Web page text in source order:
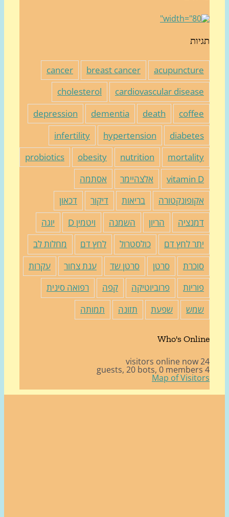
breast cancer
cancer
cardiovascular
cholesterol
death
dementia
depression
hypertension
infertility
nutrition
obesity
probiotics
vitamin
אלצהיימר
אסתמה
בריאות דיקור
דכאון
הריון השמנה ויטמין D
יוגה
לחץ דם
כולסטרול לחץ דם
מחלות לב
סרטן סרטן שד ענת צחור
עקרות
פרוביוטיקה קפה
רפואה סינית
שפעת תזונה תמותה
Who's
20 bots, 0 members
Map of